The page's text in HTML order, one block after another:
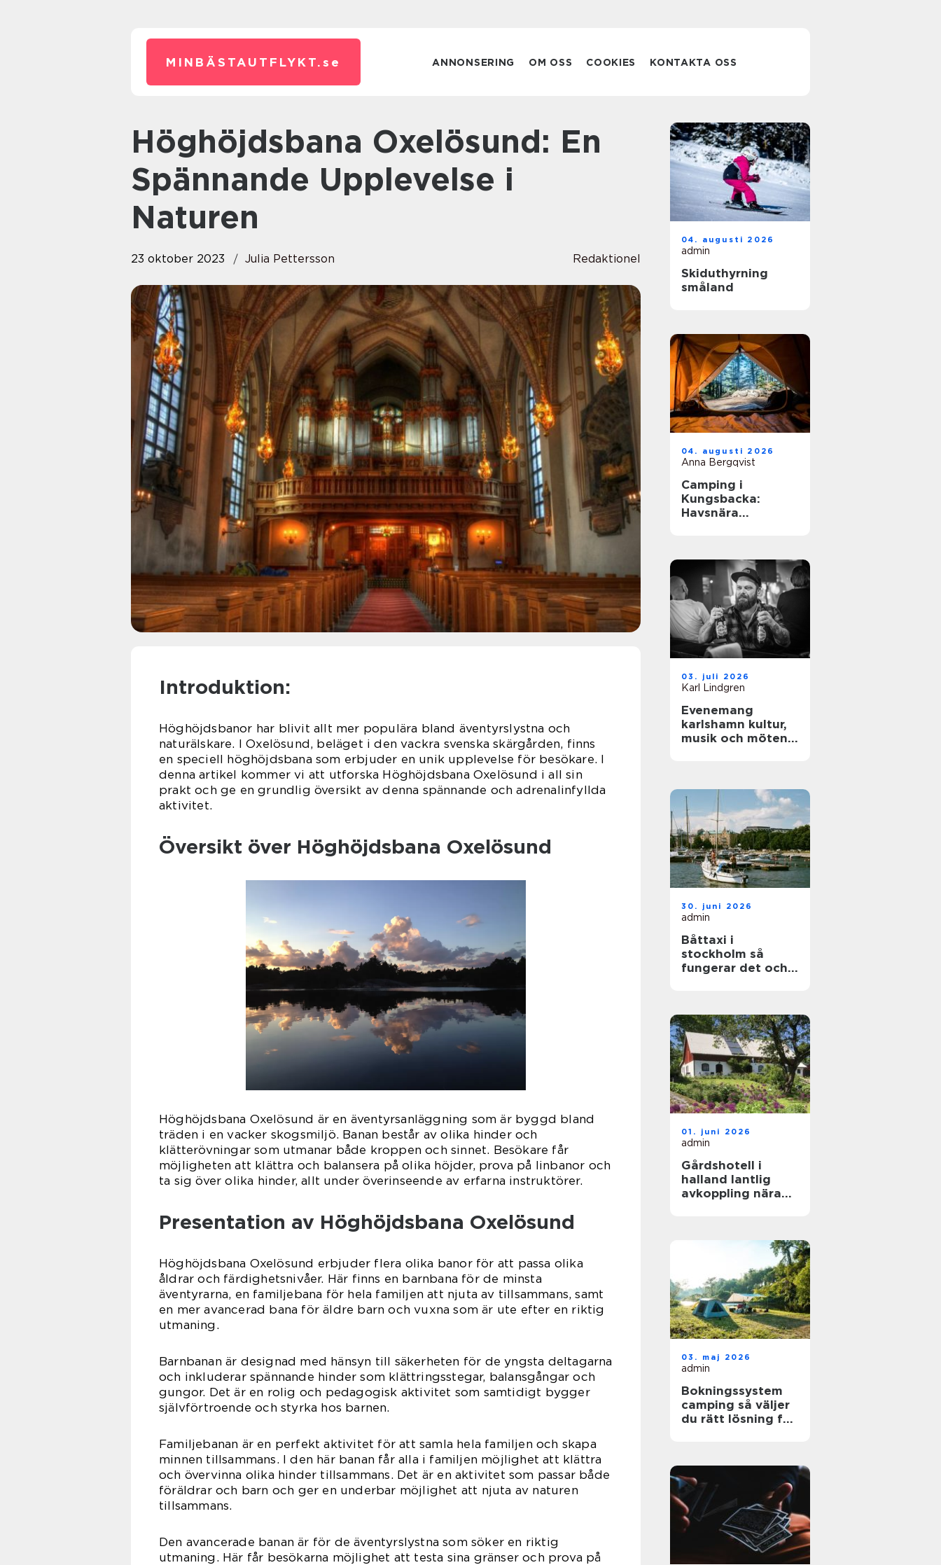
MINBÄSTAUTFLYKT. se ANNONSERING OM OSS COOKIES KONTAKTA OSS
Höghöjdsbana Oxelösund: En
Spännande Upplevelse i
Naturen
23 oktober 2023 Julia Pettersson Redaktionel
Introduktion:
Höghöjdsbanor har blivit allt mer populära bland äventyrslystna och
naturälskare. I Oxelösund, beläget i den vackra svenska skärgården, finns
en speciell höghöjdsbana som erbjuder en unik upplevelse för besökare. I
denna artikel kommer vi att utforska Höghöjdsbana Oxelösund i all sin
prakt och ge en grundlig översikt av denna spännande och adrenalinfyllda
aktivitet.
Översikt över Höghöjdsbana Oxelösund
Höghöjdsbana Oxelösund är en äventyrsanläggning som är byggd bland
träden i en vacker skogsmiljö. Banan består av olika hinder och
klätterövningar som utmanar både kroppen och sinnet. Besökare får
möjligheten att klättra och balansera på olika höjder, prova på linbanor och
ta sig över olika hinder, allt under överinseende av erfarna instruktörer.
Presentation av Höghöjdsbana Oxelösund
Höghöjdsbana Oxelösund erbjuder flera olika banor för att passa olika
åldrar och färdighetsnivåer. Här finns en barnbana för de minsta
äventyrarna, en familjebana för hela familjen att njuta av tillsammans, samt
en mer avancerad bana för äldre barn och vuxna som är ute efter en riktig
utmaning.
Barnbanan är designad med hänsyn till säkerheten för de yngsta deltagarna
och inkluderar spännande hinder som klättringsstegar, balansgångar och
gungor. Det är en rolig och pedagogisk aktivitet som samtidigt bygger
självförtroende och styrka hos barnen.
Familjebanan är en perfekt aktivitet för att samla hela familjen och skapa
minnen tillsammans. I den här banan får alla i familjen möjlighet att klättra
och övervinna olika hinder tillsammans. Det är en aktivitet som passar både
föräldrar och barn och ger en underbar möjlighet att njuta av naturen
tillsammans.
Den avancerade banan är för de äventyrslystna som söker en riktig
utmaning. Här får besökarna möjlighet att testa sina gränser och prova på
04. augusti 2026
admin
Skiduthyrning
småland
04. augusti 2026
Anna Bergqvist
Camping i
Kungsbacka:
Havsnära
03. juli 2026
Karl Lindgren
Evenemang
karlshamn kultur,
musik och möten
30. juni 2026
admin
Båttaxi i
stockholm så
fungerar det och
01. juni 2026
admin
Gårdshotell i
halland lantlig
avkoppling nära
03. maj 2026
admin
Bokningssystem
camping så väljer
du rätt lösning för